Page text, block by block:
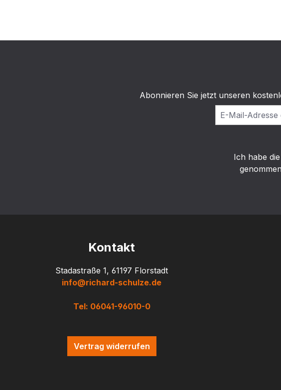
Abonnieren Sie jetzt unseren
Ich habe die
Kontakt
Stadastraße 1, 61197 Florstadt
info@richard-schulze.de
Tel: 06041-96010-0
Vertrag widerrufen